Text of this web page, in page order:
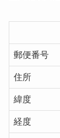
郵便番号
住所
緯度
経度